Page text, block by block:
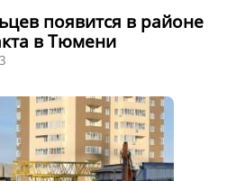
появится в районе
в Тюмени